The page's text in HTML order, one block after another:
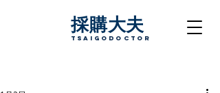
採購大夫
TsaigoDoctor